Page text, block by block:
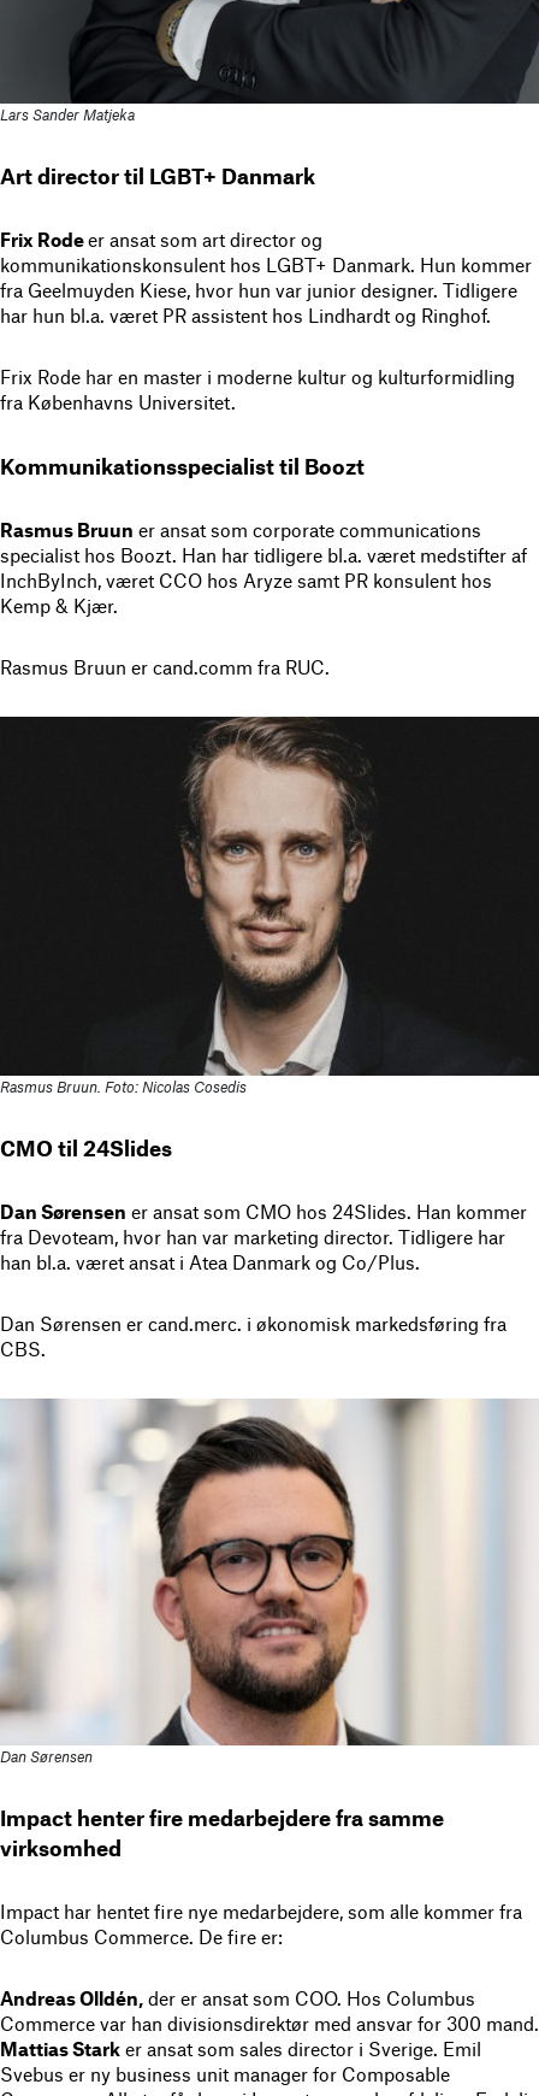
Lars Sander Matjeka
Art director til LGBT+ Danmark
Frix Rodeer ansat som art director og
kommunikationskonsulent hos LGBT+ Danmark. Hun kommer
fra Geelmuyden Kiese, hvor hun var junior designer. Tidligere
har hun bl.a. været PR assistent hos Lindhardt og Ringhof.
Frix Rode har en master i moderne kultur og kulturformidling
fra Københavns Universitet.
Kommunikationsspecialist til Boozt
Rasmus Bruun er ansat som corporate communications
specialist hos Boozt. Han har tidligere bl.a. været medstifter af
InchByInch, været CCO hos Aryze samt PR konsulent hos
Kemp & Kjær.
Rasmus Bruun er cand.comm fra RUC.
Rasmus Bruun. Foto: Nicolas Cosedis
CMO til 24Slides
Dan Sørensen er ansat som CMO hos 24Slides. Han kommer
fra Devoteam, hvor han var marketing director. Tidligere har
han bl.a. været ansat i Atea Danmark og Co/Plus.
Dan Sørensen er cand.merc. i økonomisk markedsføring fra
CBS.
Dan Sørensen
Impact henter fire medarbejdere fra samme
virksomhed
Impact har hentet fire nye medarbejdere, som alle kommer fra
Columbus Commerce. De fire er:
Andreas Olldén, der er ansat som COO. Hos Columbus
Commerce var han divisionsdirektør med ansvar for 300 mand.
Mattias Stark er ansat som sales director i Sverige. Emil
Svebus er ny business unit manager for Composable